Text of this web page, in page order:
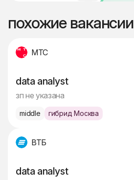
похожие вакансии
МТС
data analyst
зп не указана
middle гибрид Москва
ВТБ
data analyst